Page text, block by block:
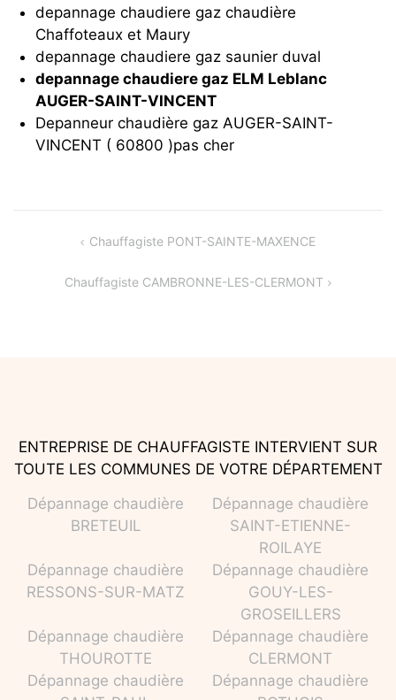
depannage chaudiere gaz chaudière
Chaffoteaux et Maury
depannage chaudiere gaz saunier duval
depannage chaudiere gaz ELM Leblanc
AUGER-SAINT-VINCENT
Depanneur chaudière gaz AUGER-SAINT-
VINCENT ( 60800 )pas cher
Navigation
l’article
Chauffagiste PONT-SAINTE-MAXENCE
Chauffagiste CAMBRONNE-LES-CLERMONT
ENTREPRISE DE CHAUFFAGISTE INTERVIENT SUR
TOUTE LES COMMUNES DE VOTRE DÉPARTEMENT
Dépannage chaudière
BRETEUIL
Dépannage chaudière
SAINT-ETIENNE-
ROILAYE
Dépannage chaudière
RESSONS-SUR-MATZ
Dépannage chaudière
GOUY-LES-
GROSEILLERS
Dépannage chaudière
THOUROTTE
Dépannage chaudière
CLERMONT
Dépannage chaudière
Dépannage chaudière